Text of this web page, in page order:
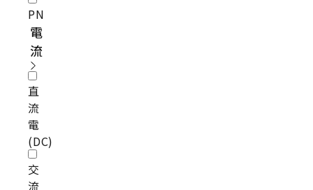
PN
電
流
直
流
電
(DC)
交
流